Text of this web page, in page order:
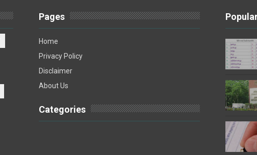
Pages
Home
Privacy Policy
Disclaimer
About Us
Categories